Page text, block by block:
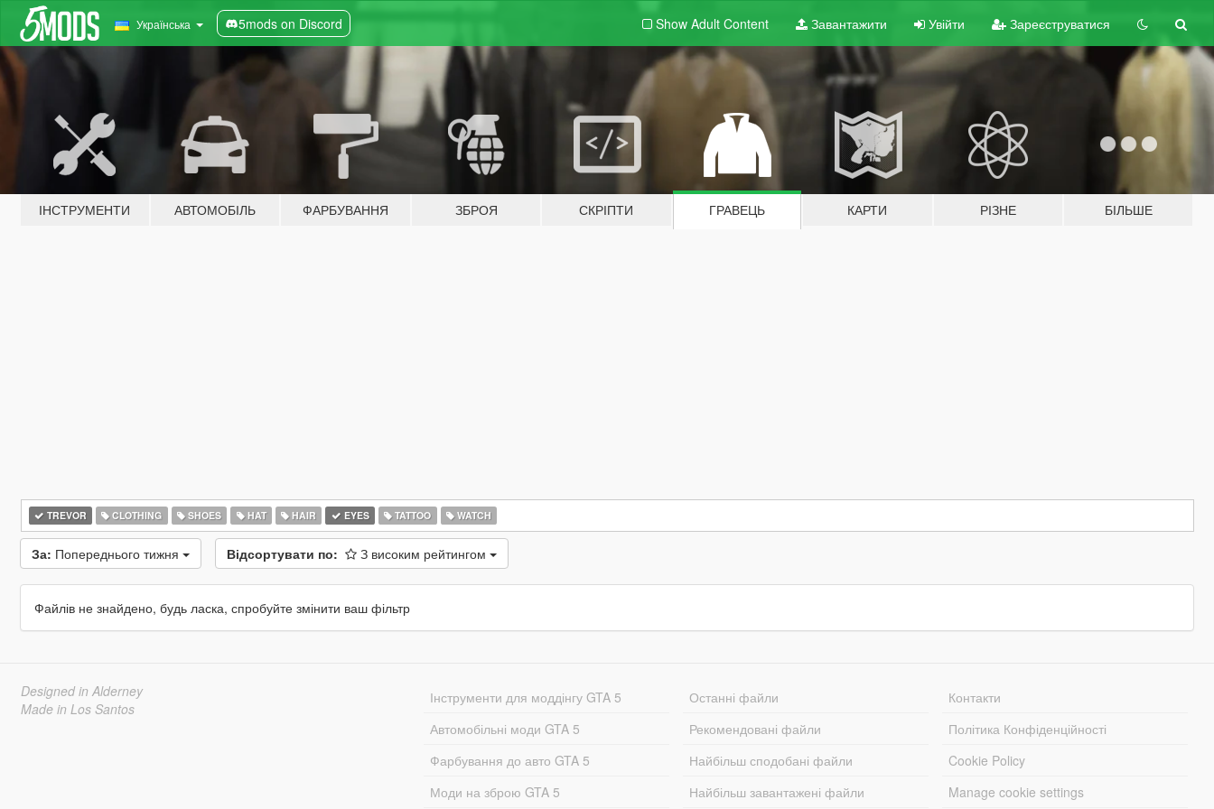
Українська 5mods on Discord Show Adult Content Завантажити Увійти Зареєструватися
ІНСТРУМЕНТИ АВТОМОБІЛЬ ФАРБУВАННЯ ЗБРОЯ СКРІПТИ ГРАВЕЦЬ КАРТИ РІЗНЕ БІЛЬШЕ
TREVOR CLOTHING SHOES HAT HAIR EYES TATTOO WATCH
За: Попереднього тижня Відсортувати по: З високим рейтингом
Файлів не знайдено, будь ласка, спробуйте змінити ваш фільтр
Designed in Alderney
Made in Los Santos
Інструменти для моддінгу GTA 5
Автомобільні моди GTA 5
Фарбування до авто GTA 5
Моди на зброю GTA 5
Останні файли
Рекомендовані файли
Найбільш сподобані файли
Найбільш завантажені файли
Контакти
Політика Конфіденційності
Cookie Policy
Manage cookie settings